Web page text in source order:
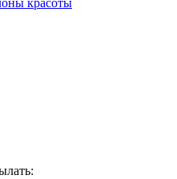
красоты